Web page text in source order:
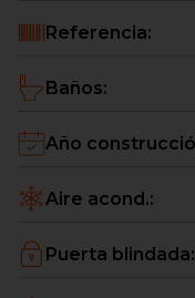
Referencia:
Baños:
Año
Aire acond.:
Puerta blindada: